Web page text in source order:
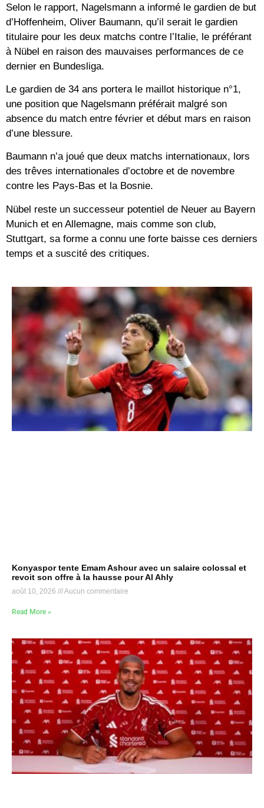
Selon le rapport, Nagelsmann a informé le gardien de but
d’Hoffenheim, Oliver Baumann, qu’il serait le gardien
titulaire pour les deux matchs contre l’Italie, le préférant
à Nübel en raison des mauvaises performances de ce
dernier en Bundesliga.
Le gardien de 34 ans portera le maillot historique n°1,
une position que Nagelsmann préférait malgré son
absence du match entre février et début mars en raison
d’une blessure.
Baumann n’a joué que deux matchs internationaux, lors
des trêves internationales d’octobre et de novembre
contre les Pays-Bas et la Bosnie.
Nübel reste un successeur potentiel de Neuer au Bayern
Munich et en Allemagne, mais comme son club,
Stuttgart, sa forme a connu une forte baisse ces derniers
temps et a suscité des critiques.
Konyaspor tente Emam Ashour avec un salaire colossal et
revoit son offre à la hausse pour Al Ahly
août 10, 2026 Aucun commentaire
Read More »